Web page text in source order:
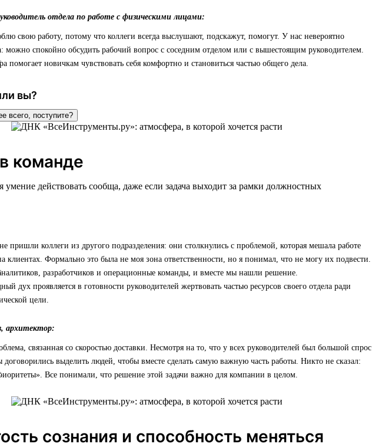
отдела по работе с физическими лицами:
свою работу, потому что коллеги всегда выслушают, подскажут, помогут. У нас невероятно
можно спокойно обсудить рабочий вопрос с соседним отделом или с вышестоящим руководителем.
помогает новичкам чувствовать себя комфортно и становиться частью общего дела.
вы?
всего, поступите?
команде
действовать сообща, даже если задача выходит за рамки должностных
пришли коллеги из другого подразделения: они столкнулись с проблемой, которая мешала работе
клиентах. Формально это была не моя зона ответственности, но я понимал, что не могу их подвести.
разработчиков и операционные команды, и вместе мы нашли решение.
дух проявляется в готовности руководителей жертвовать частью ресурсов своего отдела ради
цели.
архитектор:
связанная со скоростью доставки. Несмотря на то, что у всех руководителей был большой спрос
договорились выделить людей, чтобы вместе сделать самую важную часть работы. Никто не сказал:
Все понимали, что решение этой задачи важно для компании в целом.
сознания и способность меняться